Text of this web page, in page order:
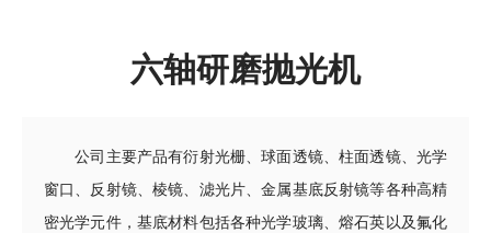
六轴研磨抛光机
公司主要产品有衍射光栅、球面透镜、柱面透镜、光学
窗口、反射镜、棱镜、滤光片、金属基底反射镜等各种高精
密光学元件，基底材料包括各种光学玻璃、熔石英以及氟化